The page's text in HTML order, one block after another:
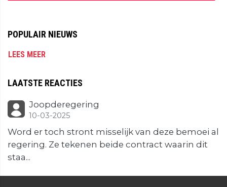
POPULAIR NIEUWS
LEES MEER
LAATSTE REACTIES
Joopderegering
10-03-2025
Word er toch stront misselijk van deze bemoei al
regering. Ze tekenen beide contract waarin dit
staa...